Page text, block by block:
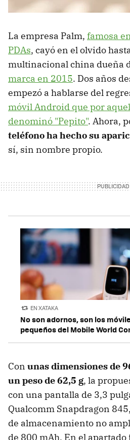
La empresa Palm, famosa
PDAs, cayó en el olvido
multinacional china dueña
marca en 2015. Dos años
empezó a hablarse del
móvil Android que por
denominó "Pepito". Ahora,
teléfono ha hecho su
sí, sin nombre propio.
EN XATAKA
No son adornos, son los
pequeños del Mobile World
Con unas dimensiones de
un peso de 62,5 g, la
con una pantalla de 3,3
Qualcomm Snapdragon
de almacenamiento no
de 800 mAh. En el